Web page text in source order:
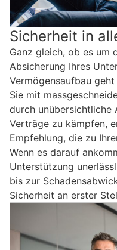
Sicherheit in
Ganz gleich, ob es um
Absicherung Ihres
Vermögensaufbau
Sie mit
durch
Verträge zu kämpfen,
Empfehlung, die zu
Wenn es darauf
Unterstützung
bis zur
Sicherheit an erster